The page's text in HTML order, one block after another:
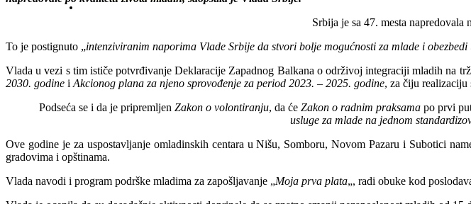
Srbija je sa 47. mesta
To je postignuto „intenziviranim naporima Vlade Srbije da stvori bolje mogućnosti za mlade i
Vlada u vezi s tim ističe potvrđivanje Deklaracije Zapadnog Balkana o održivoj integraciji mladih na
2030. godine i Akcionog plana za njeno sprovođenje za period 2023. – 2025. godine, za čiju realizaciju
Podseća se i da je pripremljen Zakon o volontiranju, da će Zakon o radnim praksama po prvi
usluge za mlade na jednom
Ove godine je za uspostavljanje omladinskih centara u Nišu, Somboru, Novom Pazaru i Subotici
gradovima i opštinama.
Vlada navodi i program podrške mladima za zapošljavanje „Moja prva plata„, radi obuke kod